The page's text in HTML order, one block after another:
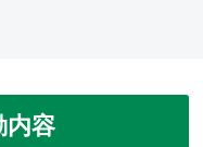
内容